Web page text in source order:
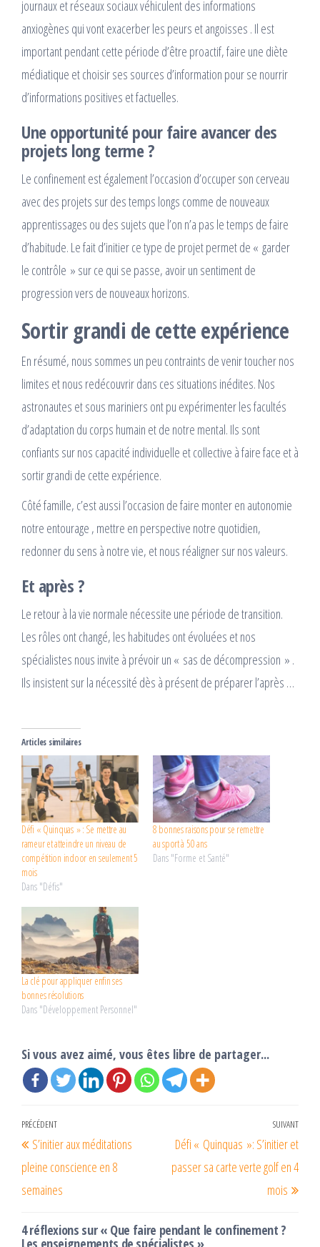
journaux et réseaux sociaux véhiculent des informations
anxiogènes qui vont exacerber les peurs et angoisses . Il est
important pendant cette période d’être proactif, faire une diète
médiatique et choisir ses sources d’information pour se nourrir
d’informations positives et factuelles.
Une opportunité pour faire avancer des
projets long terme ?
Le confinement est également l’occasion d’occuper son cerveau
avec des projets sur des temps longs comme de nouveaux
apprentissages ou des sujets que l’on n’a pas le temps de faire
d’habitude. Le fait d’initier ce type de projet permet de « garder
le contrôle » sur ce qui se passe, avoir un sentiment de
progression vers de nouveaux horizons.
Sortir grandi de cette expérience
En résumé, nous sommes un peu contraints de venir toucher nos
limites et nous redécouvrir dans ces situations inédites. Nos
astronautes et sous mariniers ont pu expérimenter les facultés
d’adaptation du corps humain et de notre mental. Ils sont
confiants sur nos capacité individuelle et collective à faire face et à
sortir grandi de cette expérience.
Côté famille, c’est aussi l’occasion de faire monter en autonomie
notre entourage , mettre en perspective notre quotidien,
redonner du sens à notre vie, et nous réaligner sur nos valeurs.
Et après ?
Le retour à la vie normale nécessite une période de transition.
Les rôles ont changé, les habitudes ont évoluées et nos
spécialistes nous invite à prévoir un « sas de décompression » .
Ils insistent sur la nécessité dès à présent de préparer l’après …
Articles similaires
Défi « Quinquas » : Se mettre au
rameur et atteindre un niveau de
compétition indoor en seulement 5
mois
Dans "Défis"
8 bonnes raisons pour se remettre
au sport à 50 ans
Dans "Forme et Santé"
La clé pour appliquer enfin ses
bonnes résolutions
Dans "Développement Personnel"
Si vous avez aimé, vous êtes libre de partager...
Navigation
de
l’article
Article
précédent
PRÉCÉDENT
S’initier aux méditations
pleine conscience en 8
semaines
SUIVANT
Défi « Quinquas »: S’initier et
passer sa carte verte golf en 4
mois
4 réflexions sur « Que faire pendant le confinement ?
Les enseignements de spécialistes »